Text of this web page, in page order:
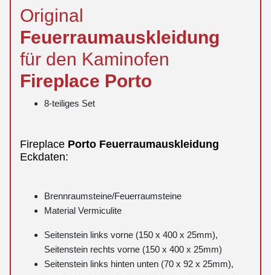
Original
Feuerraumauskleidung
für den Kaminofen
Fireplace Porto
8-teiliges Set
Fireplace Porto Feuerraumauskleidung
Eckdaten:
Brennraumsteine/Feuerraumsteine
Material Vermiculite
Seitenstein links vorne (150 x 400 x 25mm),
Seitenstein rechts vorne (150 x 400 x 25mm)
Seitenstein links hinten unten (70 x 92 x 25mm),